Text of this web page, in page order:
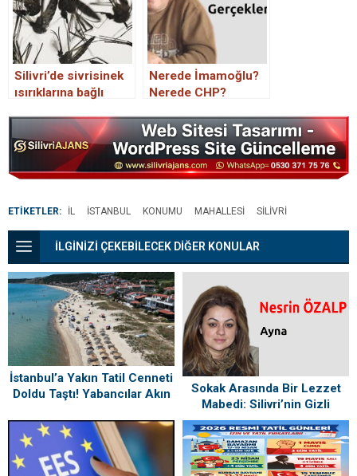
belediyeleri hangi
partiden?
Silivri’de sivrisinek
ısırıklarına bağlı
Nerede İmamoğlu?
Nerede CHP?
ETİKETLER: IL ISTANBUL KONUMU MAHALLESI SILIVRI
İLGİNİZİ ÇEKEBİLECEK DİĞER KONULAR
İstanbul’a Yakın Tatil Cenneti
Doldu Taştı! Yabancılar Akın
Sokak Arasında Bir Lezzet
Mabedi: Silivri’nin Gizli
Hazinesi